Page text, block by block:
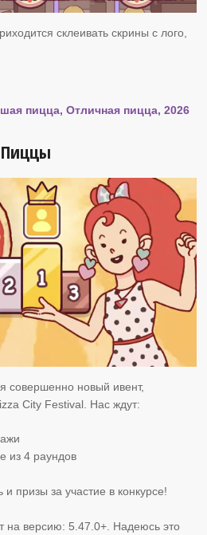
склеивать скрины с лого,
пицца, Отличная пицца, 2026
Пиццы
совершенно новый ивент,
City Festival. Нас ждут:
из 4 раундов
призы за участие в конкурсе!
на версию: 5.47.0+. Надеюсь это